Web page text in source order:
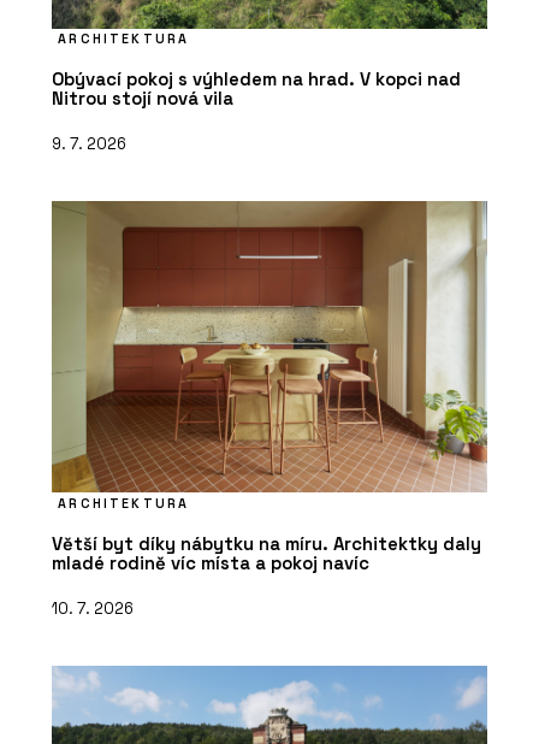
ARCHITEKTURA
Obývací pokoj s výhledem na hrad. V kopci nad
Nitrou stojí nová vila
9. 7. 2026
ARCHITEKTURA
Větší byt díky nábytku na míru. Architektky daly
mladé rodině víc místa a pokoj navíc
10. 7. 2026